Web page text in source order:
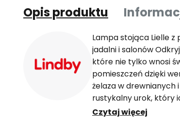
Opis produktu
Lampa stojąca Lielle
jadalni i salonów
które nie tylko wnosi
pomieszczeń dzięki
żelaza w
rustykalny urok, który
salonów w stylu
Czytaj więcej